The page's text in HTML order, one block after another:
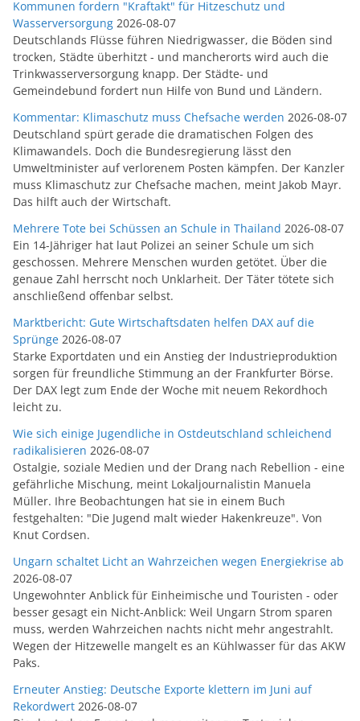
Kommunen fordern "Kraftakt" für Hitzeschutz und
Wasserversorgung 2026-08-07
Deutschlands Flüsse führen Niedrigwasser, die Böden sind
trocken, Städte überhitzt - und mancherorts wird auch die
Trinkwasserversorgung knapp. Der Städte- und
Gemeindebund fordert nun Hilfe von Bund und Ländern.
Kommentar: Klimaschutz muss Chefsache werden 2026-08-07
Deutschland spürt gerade die dramatischen Folgen des
Klimawandels. Doch die Bundesregierung lässt den
Umweltminister auf verlorenem Posten kämpfen. Der Kanzler
muss Klimaschutz zur Chefsache machen, meint Jakob Mayr.
Das hilft auch der Wirtschaft.
Mehrere Tote bei Schüssen an Schule in Thailand 2026-08-07
Ein 14-Jähriger hat laut Polizei an seiner Schule um sich
geschossen. Mehrere Menschen wurden getötet. Über die
genaue Zahl herrscht noch Unklarheit. Der Täter tötete sich
anschließend offenbar selbst.
Marktbericht: Gute Wirtschaftsdaten helfen DAX auf die
Sprünge 2026-08-07
Starke Exportdaten und ein Anstieg der Industrieproduktion
sorgen für freundliche Stimmung an der Frankfurter Börse.
Der DAX legt zum Ende der Woche mit neuem Rekordhoch
leicht zu.
Wie sich einige Jugendliche in Ostdeutschland schleichend
radikalisieren 2026-08-07
Ostalgie, soziale Medien und der Drang nach Rebellion - eine
gefährliche Mischung, meint Lokaljournalistin Manuela
Müller. Ihre Beobachtungen hat sie in einem Buch
festgehalten: "Die Jugend malt wieder Hakenkreuze". Von
Knut Cordsen.
Ungarn schaltet Licht an Wahrzeichen wegen Energiekrise ab
2026-08-07
Ungewohnter Anblick für Einheimische und Touristen - oder
besser gesagt ein Nicht-Anblick: Weil Ungarn Strom sparen
muss, werden Wahrzeichen nachts nicht mehr angestrahlt.
Wegen der Hitzewelle mangelt es an Kühlwasser für das AKW
Paks.
Erneuter Anstieg: Deutsche Exporte klettern im Juni auf
Rekordwert 2026-08-07